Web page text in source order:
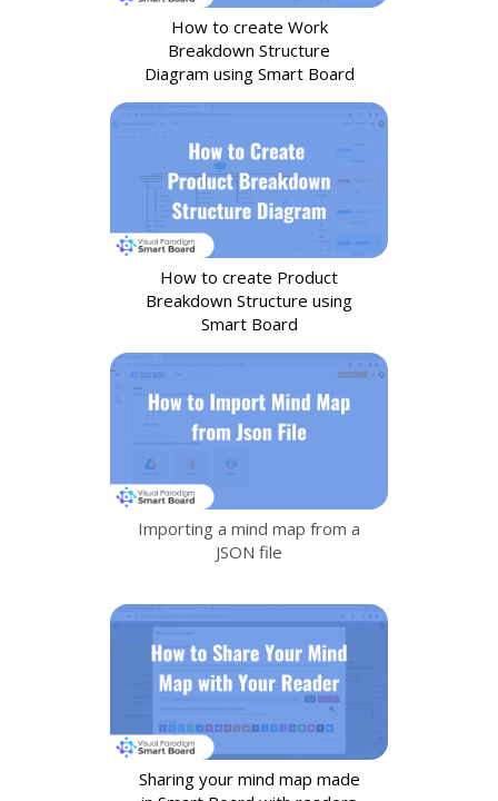
How to create Work
Breakdown Structure
Diagram using Smart Board
How to create Product
Breakdown Structure using
Smart Board
Importing a mind map from a
JSON file
Sharing your mind map made